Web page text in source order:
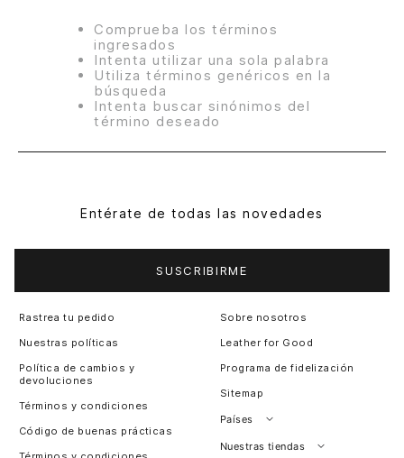
Comprueba los términos
ingresados
Intenta utilizar una sola palabra
Utiliza términos genéricos en la
búsqueda
Intenta buscar sinónimos del
término deseado
Entérate de todas las novedades
SUSCRIBIRME
Rastrea tu pedido
Nuestras políticas
Política de cambios y
devoluciones
Términos y condiciones
Código de buenas prácticas
Sobre nosotros
Leather for Good
Programa de fidelización
Sitemap
Países
Perú
Nuestras tiendas